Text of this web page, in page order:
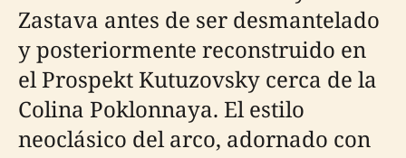
Zastava antes de ser desmantelado
y posteriormente reconstruido en
el Prospekt Kutuzovsky cerca de la
Colina Poklonnaya. El estilo
neoclásico del arco, adornado con